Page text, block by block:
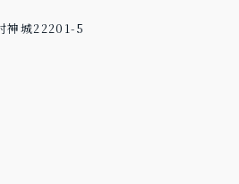
神城22201-5